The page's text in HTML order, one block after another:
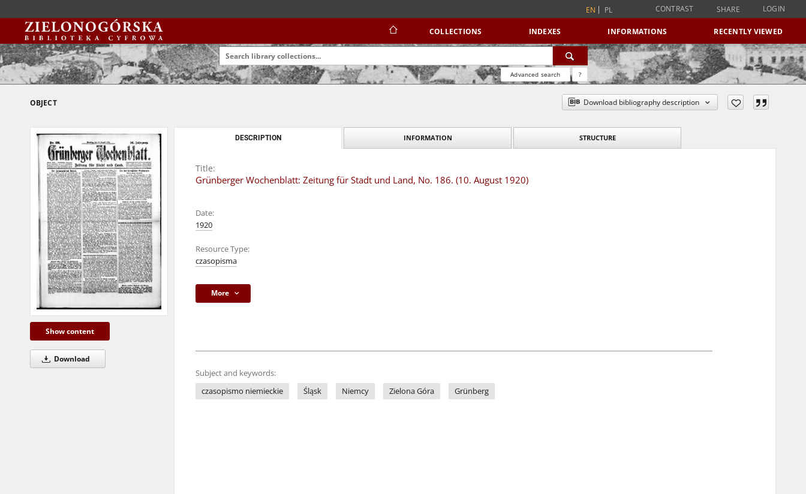
EN PL CONTRAST SHARE LOGIN
COLLECTIONS INDEXES INFORMATIONS RECENTLY VIEWED
Advanced search ?
OBJECT Download bibliography description
Show content
Download
DESCRIPTION INFORMATION STRUCTURE
Title:
Grünberger Wochenblatt: Zeitung für Stadt und Land, No. 186. (10. August 1920)
Date:
1920
Resource Type:
czasopisma
More
Subject and keywords:
czasopismo niemieckie
Śląsk Niemcy Zielona Góra Grünberg